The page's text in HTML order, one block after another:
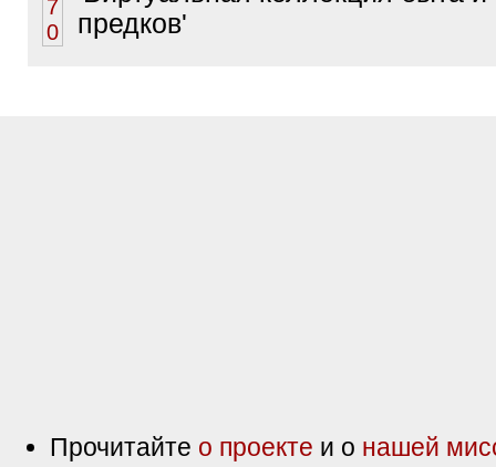
предков'
Прочитайте о проекте и о нашей